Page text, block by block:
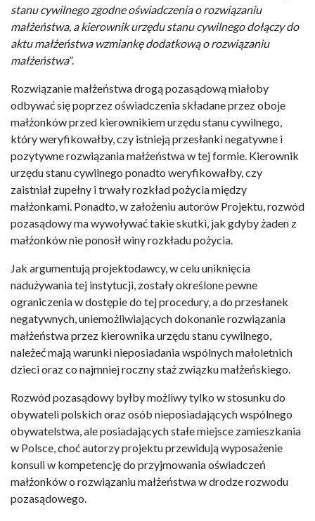
stanu cywilnego zgodne oświadczenia o rozwiązaniu
małżeństwa, a kierownik urzędu stanu cywilnego dołączy do
aktu małżeństwa wzmiankę dodatkową o rozwiązaniu
małżeństwa”.
Rozwiązanie małżeństwa drogą pozasądową miałoby
odbywać się poprzez oświadczenia składane przez oboje
małżonków przed kierownikiem urzędu stanu cywilnego,
który weryfikowałby, czy istnieją przesłanki negatywne i
pozytywne rozwiązania małżeństwa w tej formie. Kierownik
urzędu stanu cywilnego ponadto weryfikowałby, czy
zaistniał zupełny i trwały rozkład pożycia między
małżonkami. Ponadto, w założeniu autorów Projektu, rozwód
pozasądowy ma wywoływać takie skutki, jak gdyby żaden z
małżonków nie ponosił winy rozkładu pożycia.
Jak argumentują projektodawcy, w celu uniknięcia
nadużywania tej instytucji, zostały określone pewne
ograniczenia w dostępie do tej procedury, a do przesłanek
negatywnych, uniemożliwiających dokonanie rozwiązania
małżeństwa przez kierownika urzędu stanu cywilnego,
należeć mają warunki nieposiadania wspólnych małoletnich
dzieci oraz co najmniej roczny staż związku małżeńskiego.
Rozwód pozasądowy byłby możliwy tylko w stosunku do
obywateli polskich oraz osób nieposiadających wspólnego
obywatelstwa, ale posiadających stałe miejsce zamieszkania
w Polsce, choć autorzy projektu przewidują wyposażenie
konsuli w kompetencję do przyjmowania oświadczeń
małżonków o rozwiązaniu małżeństwa w drodze rozwodu
pozasądowego.